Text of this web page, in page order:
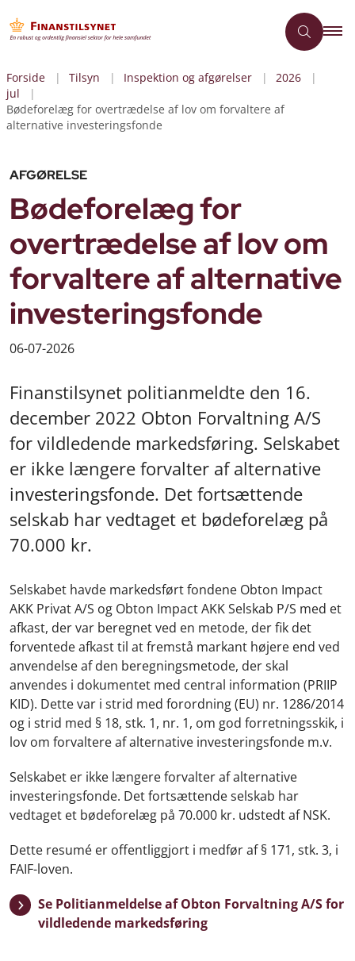
Forside Tilsyn Inspektion og afgørelser
2026
jul
Bødeforelæg for overtrædelse af lov om forvaltere af
alternative investeringsfonde
AFGØRELSE
Bødeforelæg for
overtrædelse af lov om
forvaltere af alternative
investeringsfonde
06-07-2026
Finanstilsynet politianmeldte den 16.
december 2022 Obton Forvaltning A/S
for vildledende markedsføring. Selskabet
er ikke længere forvalter af alternative
investeringsfonde. Det fortsættende
selskab har vedtaget et bødeforelæg på
70.000 kr.
Selskabet havde markedsført fondene Obton Impact
AKK Privat A/S og Obton Impact AKK Selskab P/S med et
afkast, der var beregnet ved en metode, der fik det
forventede afkast til at fremstå markant højere end ved
anvendelse af den beregningsmetode, der skal
anvendes i dokumentet med central information (PRIIP
KID). Dette var i strid med forordning (EU) nr. 1286/2014
og i strid med § 18, stk. 1, nr. 1, om god forretningsskik, i
lov om forvaltere af alternative investeringsfonde m.v.
Selskabet er ikke længere forvalter af alternative
investeringsfonde. Det fortsættende selskab har
vedtaget et bødeforelæg på 70.000 kr. udstedt af NSK.
Dette resumé er offentliggjort i medfør af § 171, stk. 3, i
FAIF-loven.
Se Politianmeldelse af Obton Forvaltning A/S for
vildledende markedsføring